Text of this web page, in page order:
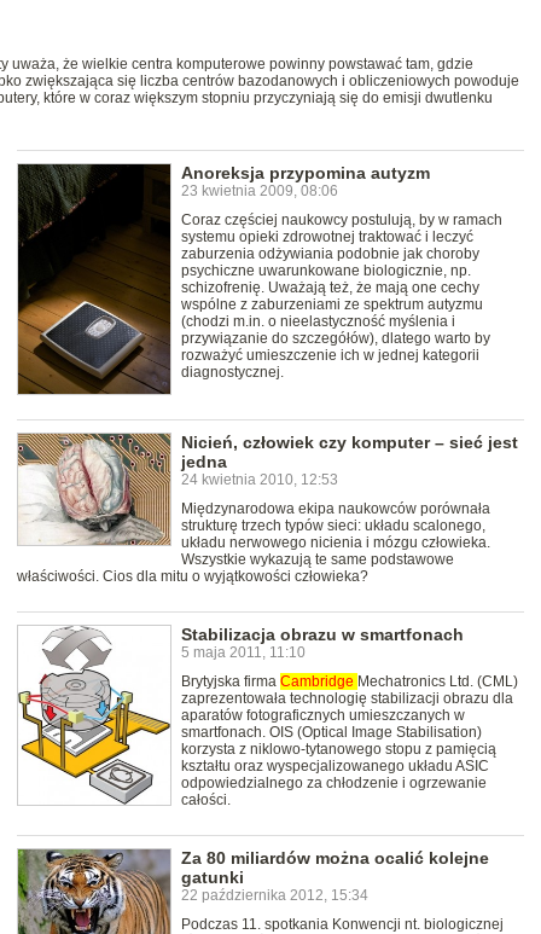
uważa, że wielkie centra komputerowe powinny powstawać tam, gdzie
zwiększająca się liczba centrów bazodanowych i obliczeniowych powoduje
które w coraz większym stopniu przyczyniają się do emisji dwutlenku
Anoreksja przypomina autyzm
23 kwietnia 2009, 08:06
Coraz częściej naukowcy postulują, by w ramach
systemu opieki zdrowotnej traktować i leczyć
zaburzenia odżywiania podobnie jak choroby
psychiczne uwarunkowane biologicznie, np.
schizofrenię. Uważają też, że mają one cechy
wspólne z zaburzeniami ze spektrum autyzmu
(chodzi m.in. o nieelastyczność myślenia i
przywiązanie do szczegółów), dlatego warto by
rozważyć umieszczenie ich w jednej kategorii
diagnostycznej.
Nicień, człowiek czy komputer – sieć jest
jedna
24 kwietnia 2010, 12:53
Międzynarodowa ekipa naukowców porównała
strukturę trzech typów sieci: układu scalonego,
układu nerwowego nicienia i mózgu człowieka.
Wszystkie wykazują te same podstawowe
właściwości. Cios dla mitu o wyjątkowości człowieka?
Stabilizacja obrazu w smartfonach
5 maja 2011, 11:10
Brytyjska firma Cambridge Mechatronics Ltd. (CML)
zaprezentowała technologię stabilizacji obrazu dla
aparatów fotograficznych umieszczanych w
smartfonach. OIS (Optical Image Stabilisation)
korzysta z niklowo-tytanowego stopu z pamięcią
kształtu oraz wyspecjalizowanego układu ASIC
odpowiedzialnego za chłodzenie i ogrzewanie
całości.
Za 80 miliardów można ocalić kolejne
gatunki
22 października 2012, 15:34
Podczas 11. spotkania Konwencji nt. biologicznej